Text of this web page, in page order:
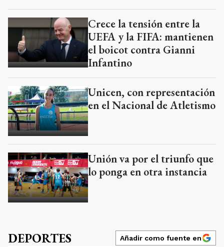
Crece la tensión entre la
UEFA y la FIFA: mantienen
el boicot contra Gianni
Infantino
Unicen, con representación
en el Nacional de Atletismo
Unión va por el triunfo que
lo ponga en otra instancia
DEPORTES Añadir como fuente en